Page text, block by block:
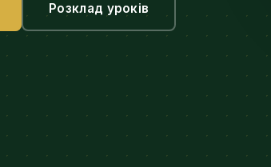
Розклад уроків